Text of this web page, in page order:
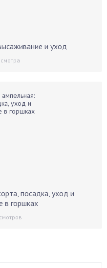
и уход
посадка, уход и
в горшках